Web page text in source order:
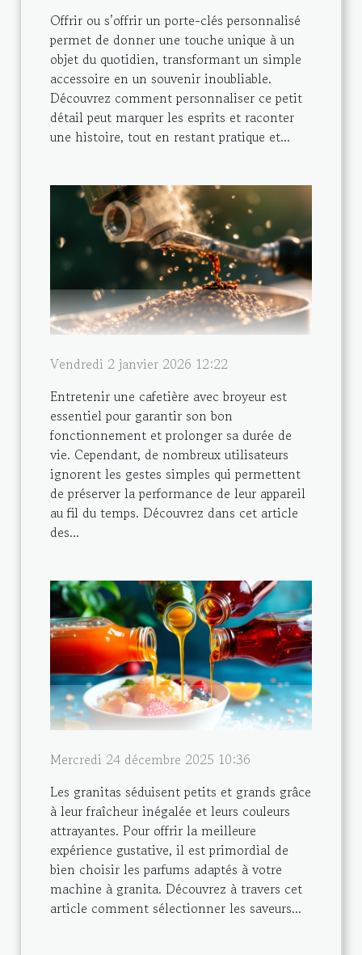
Offrir ou s’offrir un porte-clés personnalisé
permet de donner une touche unique à un
objet du quotidien, transformant un simple
accessoire en un souvenir inoubliable.
Découvrez comment personnaliser ce petit
détail peut marquer les esprits et raconter
une histoire, tout en restant pratique et...
Vendredi 2 janvier 2026 12:22
Entretenir une cafetière avec broyeur est
essentiel pour garantir son bon
fonctionnement et prolonger sa durée de
vie. Cependant, de nombreux utilisateurs
ignorent les gestes simples qui permettent
de préserver la performance de leur appareil
au fil du temps. Découvrez dans cet article
des...
Mercredi 24 décembre 2025 10:36
Les granitas séduisent petits et grands grâce
à leur fraîcheur inégalée et leurs couleurs
attrayantes. Pour offrir la meilleure
expérience gustative, il est primordial de
bien choisir les parfums adaptés à votre
machine à granita. Découvrez à travers cet
article comment sélectionner les saveurs...